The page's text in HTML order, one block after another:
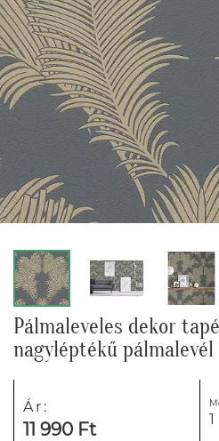
Pálmaleveles dekor
nagyléptékű
Ár:
11 990 Ft